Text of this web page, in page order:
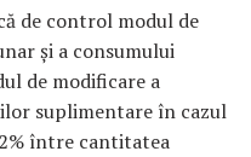
de control modul de
și a consumului
de modificare a
suplimentare în cazul
între cantitatea